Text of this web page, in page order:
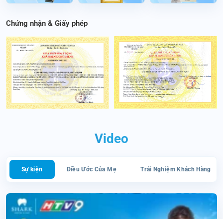
Chứng nhận & Giấy phép
Video
Sự kiện Điều Ước Của Mẹ Trải Nghiệm Khách Hàng